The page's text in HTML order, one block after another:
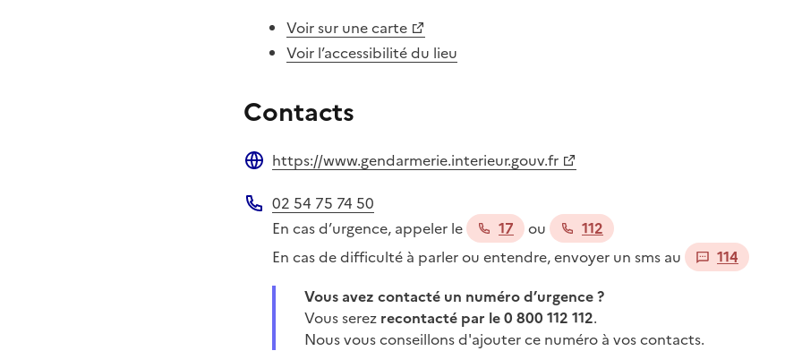
Voir sur une carte
Voir l’accessibilité du lieu
Contacts
https://www.gendarmerie.interieur.gouv.fr
Téléphone
02 54 75 74 50
En cas d’urgence, appeler le
17 ou
112
En cas de difficulté à parler ou entendre, envoyer un sms au
114
Vous avez contacté un numéro d’urgence ?
Vous serez recontacté par le 0 800 112 112.
Nous vous conseillons d'ajouter ce numéro à vos contacts.